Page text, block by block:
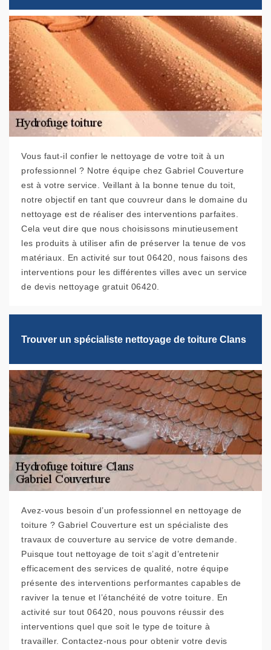
Vous faut-il confier le nettoyage de votre toit à un
professionnel ? Notre équipe chez Gabriel Couverture
est à votre service. Veillant à la bonne tenue du toit,
notre objectif en tant que couvreur dans le domaine du
nettoyage est de réaliser des interventions parfaites.
Cela veut dire que nous choisissons minutieusement
les produits à utiliser afin de préserver la tenue de vos
matériaux. En activité sur tout 06420, nous faisons des
interventions pour les différentes villes avec un service
de devis nettoyage gratuit 06420.
Trouver un spécialiste nettoyage de toiture Clans
Avez-vous besoin d’un professionnel en nettoyage de
toiture ? Gabriel Couverture est un spécialiste des
travaux de couverture au service de votre demande.
Puisque tout nettoyage de toit s’agit d’entretenir
efficacement des services de qualité, notre équipe
présente des interventions performantes capables de
raviver la tenue et l’étanchéité de votre toiture. En
activité sur tout 06420, nous pouvons réussir des
interventions quel que soit le type de toiture à
travailler. Contactez-nous pour obtenir votre devis